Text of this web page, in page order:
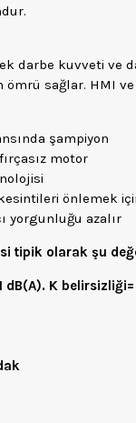
darbe kuvveti ve
sağlar. HMI
şampiyon
motor
önlemek
yorgunluğu azalır
tipik olarak şu
dB(A). K